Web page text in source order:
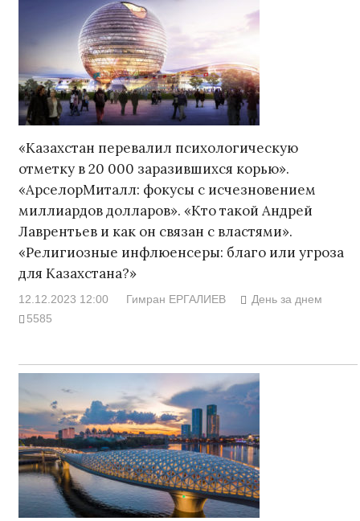
«Казахстан перевалил психологическую
отметку в 20 000 заразившихся корью».
«АрселорМиталл: фокусы с исчезновением
миллиардов долларов». «Кто такой Андрей
Лаврентьев и как он связан с властями».
«Религиозные инфлюенсеры: благо или угроза
для Казахстана?»
12.12.2023 12:00 Гимран ЕРГАЛИЕВ
День за днем
5585